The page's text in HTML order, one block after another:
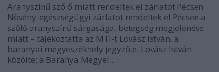
Aranyszínű szőlő miatt rendeltek el zárlatot Pécsen
Növény-egészségügyi zárlatot rendeltek el Pécsen a
szőlő aranyszínű sárgasága, betegség megjelenése
miatt – tájékoztatta az MTI-t Lovász István, a
baranyai megyeszékhely jegyzője. Lovász István
közölte: a Baranya Megyei…